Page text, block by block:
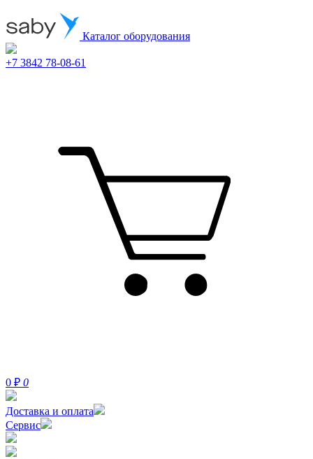
Каталог оборудования
+7 3842 78-08-61
0 ₽ 0
Доставка и оплата
Сервис